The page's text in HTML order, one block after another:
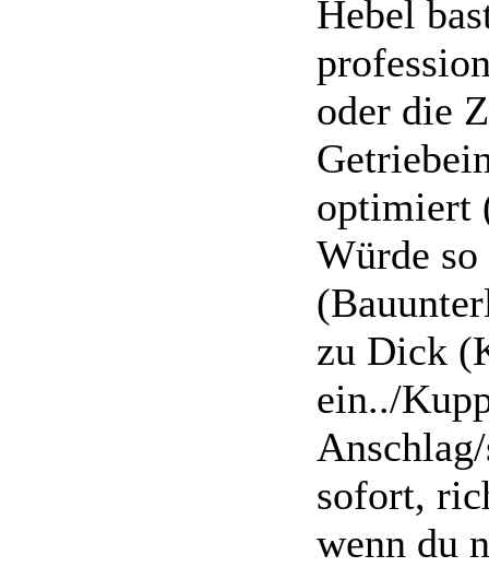
Hebel
oder die
optimiert
Würde
zu Dick
ein../
sofort,
wenn du